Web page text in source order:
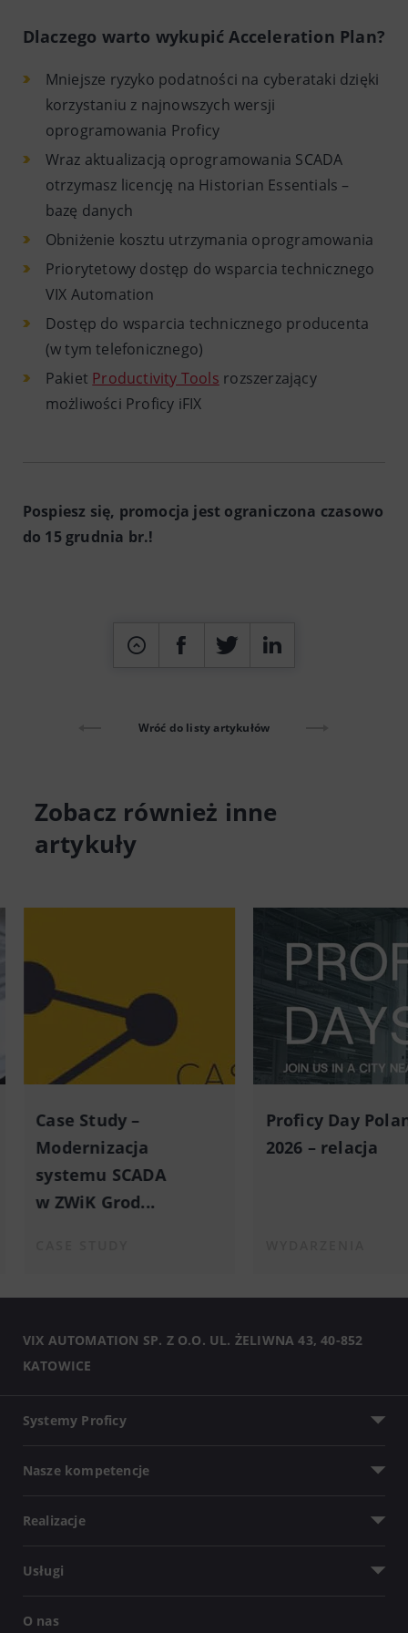
Dlaczego warto wykupić Acceleration Plan?
Mniejsze ryzyko podatności na cyberataki dzięki
korzystaniu z najnowszych wersji
oprogramowania Proficy
Wraz aktualizacją oprogramowania SCADA
otrzymasz licencję na Historian Essentials –
bazę danych
Obniżenie kosztu utrzymania oprogramowania
Priorytetowy dostęp do wsparcia technicznego
VIX Automation
Dostęp do wsparcia technicznego producenta
(w tym telefonicznego)
Pakiet Productivity Tools rozszerzający
możliwości Proficy iFIX
Pospiesz się, promocja jest ograniczona czasowo
do 15 grudnia br.!
Wróć do listy artykułów
Zobacz również inne
artykuły
Case Study –
Modernizacja
systemu SCADA
w ZWiK Grod...
Proficy Day
2026 – relacja
VIX AUTOMATION SP. Z O.O. UL. ŻELIWNA 43, 40-852
KATOWICE
Systemy Proficy
Nasze kompetencje
Realizacje
Usługi
O nas